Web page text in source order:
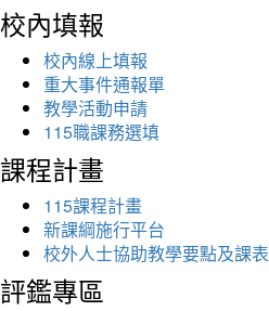
校內填報
校內線上填報
重大事件通報單
教學活動申請
115職課務選填
課程計畫
115課程計畫
新課綱施行平台
校外人士協助教學要點及課表
評鑑專區